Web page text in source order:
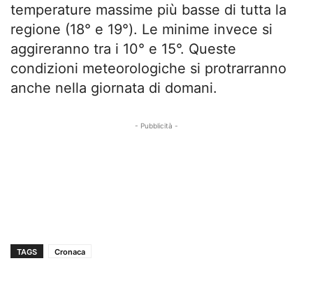
temperature massime più basse di tutta la
regione (18° e 19°). Le minime invece si
aggireranno tra i 10° e 15°. Queste
condizioni meteorologiche si protrarranno
anche nella giornata di domani.
- Pubblicità -
TAGS Cronaca